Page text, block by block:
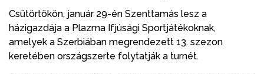
Csütörtökön, január 29-én Szenttamás lesz a
házigazdája a Plazma Ifjúsági Sportjátékoknak,
amelyek a Szerbiában megrendezett 13. szezon
keretében országszerte folytatják a turnét.